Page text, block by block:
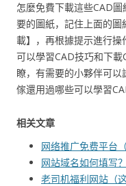
怎麼免費下載這些CAD
要的圖紙，記住上面的
載】，再根據提示進行
可以學習CAD技巧和下
瞭，有需要的小夥伴可
傢還用過哪些可以學習
相关文章
网络推广免费平台
网站域名如何填写？
老司机福利网站（